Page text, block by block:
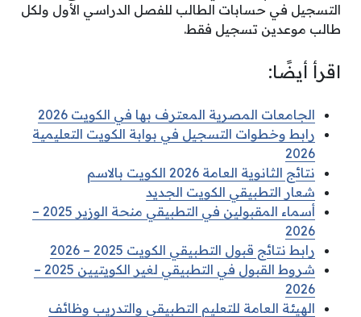
التسجيل في حسابات الطالب للفصل الدراسي الأول ولكل
طالب موعدين تسجيل فقط.
اقرأ أيضًا:
الجامعات المصرية المعترف بها في الكويت 2026
رابط وخطوات التسجيل في بوابة الكويت التعليمية
2026
نتائج الثانوية العامة 2026 الكويت بالاسم
شعار التطبيقي الكويت الجديد
أسماء المقبولين في التطبيقي منحة الوزير 2025 –
2026
رابط نتائج قبول التطبيقي الكويت 2025 – 2026
شروط القبول في التطبيقي لغير الكويتيين 2025 –
2026
الهيئة العامة للتعليم التطبيقي والتدريب وظائف